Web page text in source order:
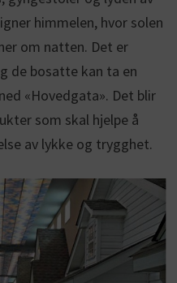
himmelen, hvor solen
om natten. Det er
de bosatte kan ta en
«Hovedgata». Det blir
som skal hjelpe å
av lykke og trygghet.